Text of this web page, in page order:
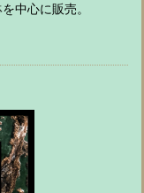
中心に販売。